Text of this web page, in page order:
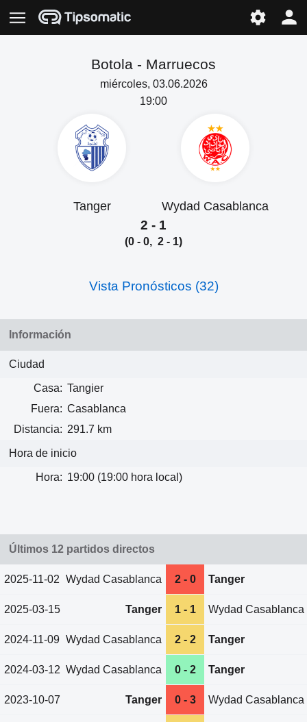
Botola - Marruecos
miércoles, 03.06.2026
19:00
Tanger Wydad Casablanca
2 - 1
(0 - 0, 2 - 1)
Vista Pronósticos (32)
Información
Ciudad
Casa: Tangier
Fuera: Casablanca
Distancia: 291.7 km
Hora de inicio
Hora: 19:00 (19:00 hora local)
Últimos 12 partidos directos
2025-11-02 Wydad Casablanca 2 - 0 Tanger
2025-03-15 Tanger 1 - 1 Wydad Casablanca
2024-11-09 Wydad Casablanca 2 - 2 Tanger
2024-03-12 Wydad Casablanca 0 - 2 Tanger
2023-10-07 Tanger 0 - 3 Wydad Casablanca